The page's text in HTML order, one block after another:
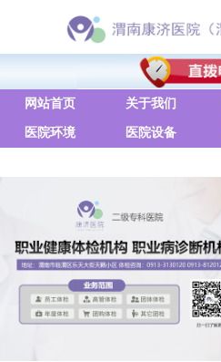
网站首页 关于我们
医院环境 医院设备